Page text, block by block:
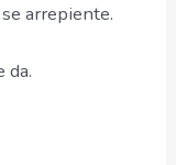
arrepiente.
da.